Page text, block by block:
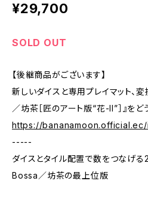
¥29,700
SOLD OUT
【後継商品がございます】
新しいダイスと専用プレイマット、
／坊茶［匠のアート版“花-II”］』をど
https://
-----
ダイスとタイル配置で数をつなげ
Bossa／坊茶の最上位版